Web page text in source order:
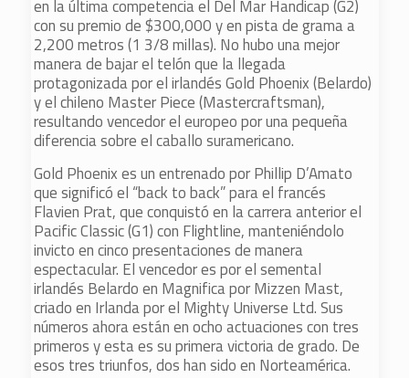
en la última competencia el Del Mar Handicap (G2)
con su premio de $300,000 y en pista de grama a
2,200 metros (1 3/8 millas). No hubo una mejor
manera de bajar el telón que la llegada
protagonizada por el irlandés Gold Phoenix (Belardo)
y el chileno Master Piece (Mastercraftsman),
resultando vencedor el europeo por una pequeña
diferencia sobre el caballo suramericano.
Gold Phoenix es un entrenado por Phillip D’Amato
que significó el “back to back” para el francés
Flavien Prat, que conquistó en la carrera anterior el
Pacific Classic (G1) con Flightline, manteniéndolo
invicto en cinco presentaciones de manera
espectacular. El vencedor es por el semental
irlandés Belardo en Magnifica por Mizzen Mast,
criado en Irlanda por el Mighty Universe Ltd. Sus
números ahora están en ocho actuaciones con tres
primeros y esta es su primera victoria de grado. De
esos tres triunfos, dos han sido en Norteamérica.